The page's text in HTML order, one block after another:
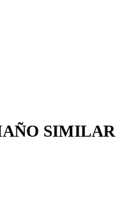
SIMILAR